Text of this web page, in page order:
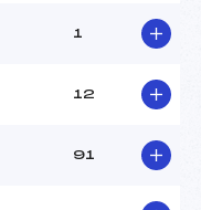
1
12
91